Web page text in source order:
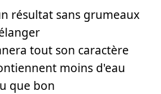
résultat sans grumeaux
tout son caractère
moins d'eau
que bon